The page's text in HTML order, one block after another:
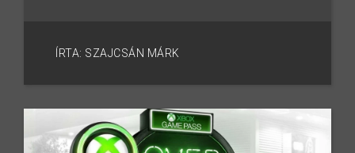
ÍRTA: SZAJCSÁN MÁRK